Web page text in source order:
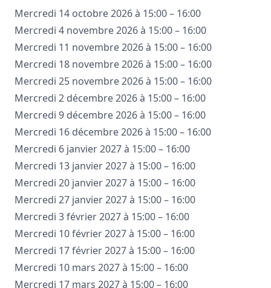
Mercredi 14 octobre 2026 à 15:00 – 16:00
Mercredi 4 novembre 2026 à 15:00 – 16:00
Mercredi 11 novembre 2026 à 15:00 – 16:00
Mercredi 18 novembre 2026 à 15:00 – 16:00
Mercredi 25 novembre 2026 à 15:00 – 16:00
Mercredi 2 décembre 2026 à 15:00 – 16:00
Mercredi 9 décembre 2026 à 15:00 – 16:00
Mercredi 16 décembre 2026 à 15:00 – 16:00
Mercredi 6 janvier 2027 à 15:00 – 16:00
Mercredi 13 janvier 2027 à 15:00 – 16:00
Mercredi 20 janvier 2027 à 15:00 – 16:00
Mercredi 27 janvier 2027 à 15:00 – 16:00
Mercredi 3 février 2027 à 15:00 – 16:00
Mercredi 10 février 2027 à 15:00 – 16:00
Mercredi 17 février 2027 à 15:00 – 16:00
Mercredi 10 mars 2027 à 15:00 – 16:00
Mercredi 17 mars 2027 à 15:00 – 16:00